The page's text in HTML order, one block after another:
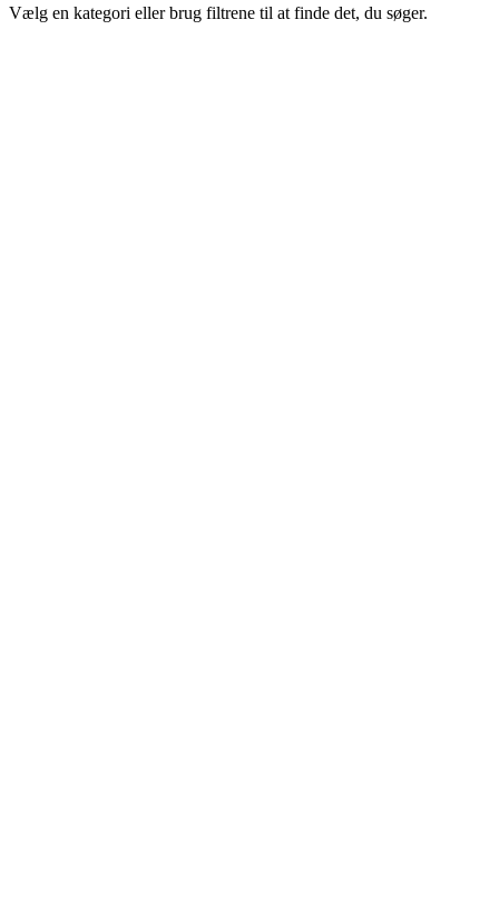
Vælg en kategori eller brug filtrene til at finde det, du søger.